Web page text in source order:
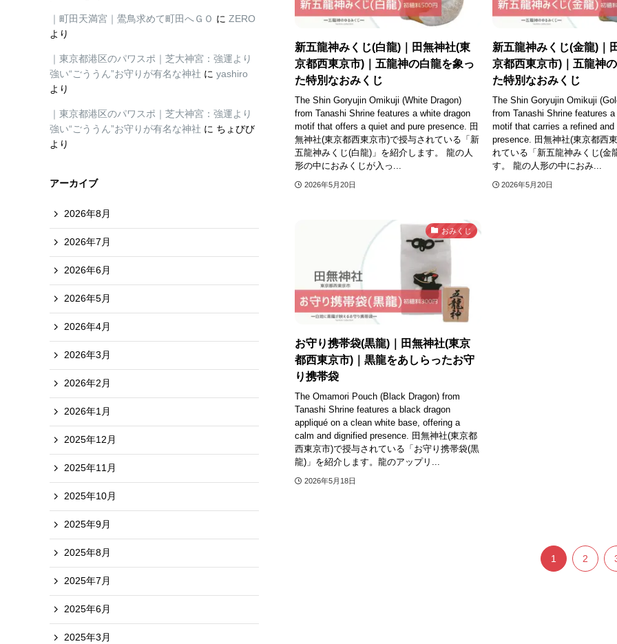
新五龍神みくじ(白龍)｜田無神社(東
京都西東京市)｜五龍神の白龍を象っ
た特別なおみくじ
The Shin Goryujin Omikuji (White Dragon)
from Tanashi Shrine features a white dragon
motif that offers a quiet and pure presence. 田
無神社(東京都西東京市)で授与されている「新
五龍神みくじ(白龍)」を紹介します。 龍の人
形の中におみくじが入っ...
2026年5月20日
新五龍神みくじ(金龍)｜
京都西東京市)｜五龍神
た特別なおみくじ
The Shin Goryujin Omikuji
from Tanashi Shrine features a
motif that carries a refined and
presence. 田無神社(東京都西
れている「新五龍神みくじ(金
す。 龍の人形の中におみ...
2026年5月20日
おみくじ
お守り携帯袋(黒龍)｜田無神社(東京
都西東京市)｜黒龍をあしらったお守
り携帯袋
The Omamori Pouch (Black Dragon) from
Tanashi Shrine features a black dragon
appliqué on a clean white base, offering a
calm and dignified presence. 田無神社(東京都
西東京市)で授与されている「お守り携帯袋(黒
龍)」を紹介します。龍のアップリ...
2026年5月18日
1 2
｜町田天満宮｜鷽鳥求めて町田へＧＯ に ZERO
より
｜東京都港区のパワスポ｜芝大神宮：強運より
強い“ごううん”お守りが有名な神社 に yashiro
より
｜東京都港区のパワスポ｜芝大神宮：強運より
強い“ごううん”お守りが有名な神社 に ちょびび
より
アーカイブ
2026年8月
2026年7月
2026年6月
2026年5月
2026年4月
2026年3月
2026年2月
2026年1月
2025年12月
2025年11月
2025年10月
2025年9月
2025年8月
2025年7月
2025年6月
2025年3月